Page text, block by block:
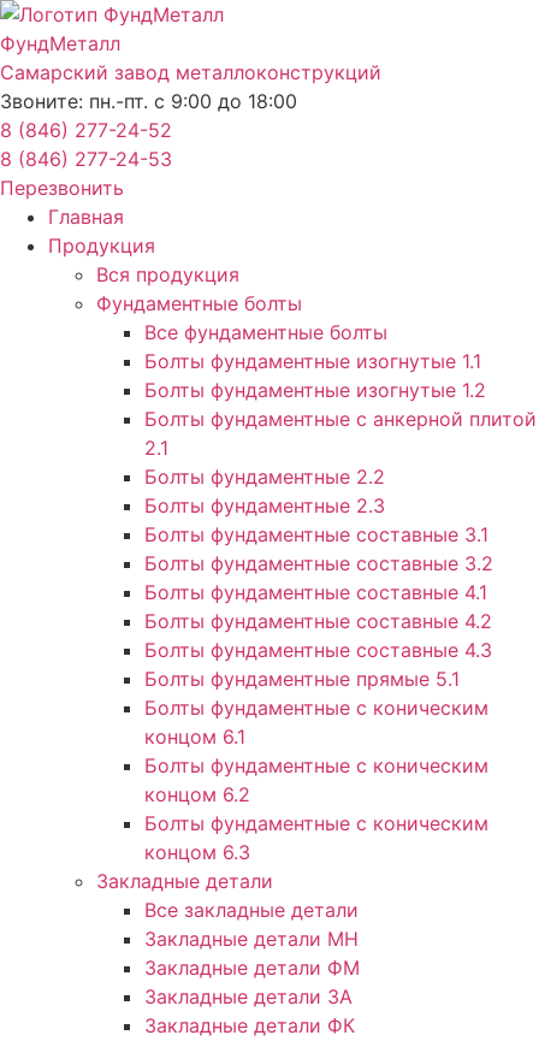
Перейти
к
содержимому
ФундМеталл
Самарский завод металлоконструкций
Звоните: пн.-пт. с 9:00 до 18:00
8 (846) 277-24-52
8 (846) 277-24-53
Перезвонить
Главная
Продукция
Вся продукция
Фундаментные болты
Все фундаментные болты
Болты фундаментные изогнутые 1.1
Болты фундаментные изогнутые 1.2
Болты фундаментные с анкерной плитой
2.1
Болты фундаментные 2.2
Болты фундаментные 2.3
Болты фундаментные составные 3.1
Болты фундаментные составные 3.2
Болты фундаментные составные 4.1
Болты фундаментные составные 4.2
Болты фундаментные составные 4.3
Болты фундаментные прямые 5.1
Болты фундаментные с коническим
концом 6.1
Болты фундаментные с коническим
концом 6.2
Болты фундаментные с коническим
концом 6.3
Закладные детали
Все закладные детали
Закладные детали МН
Закладные детали ФМ
Закладные детали ЗА
Закладные детали ФК